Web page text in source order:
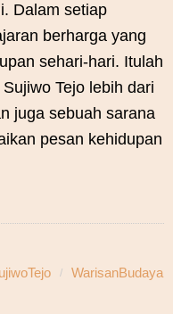
Dalam setiap
berharga yang
sehari-hari. Itulah
Tejo lebih dari
juga sebuah sarana
pesan kehidupan
WarisanBudaya